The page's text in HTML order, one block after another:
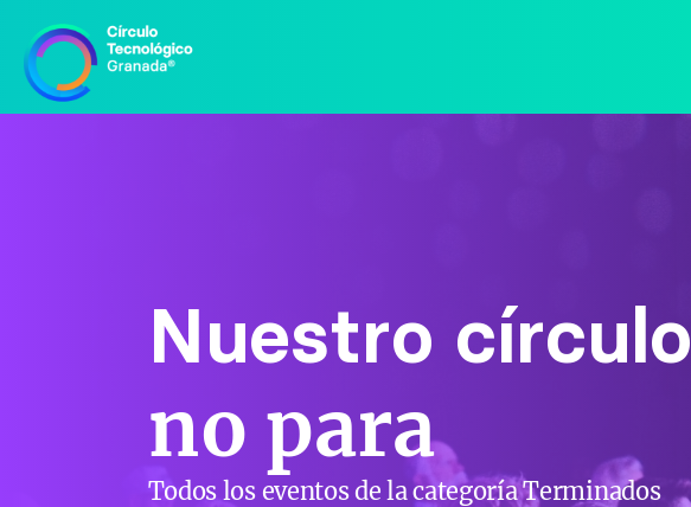
Nuestro círculo
no para
Todos los eventos de la categoría Terminados